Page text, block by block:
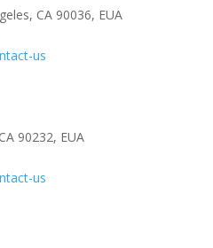
CA 90036, EUA
us
90232, EUA
us